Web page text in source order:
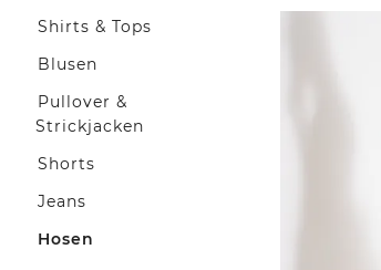
Shirts & Tops
Blusen
Pullover &
Strickjacken
Shorts
Jeans
Hosen